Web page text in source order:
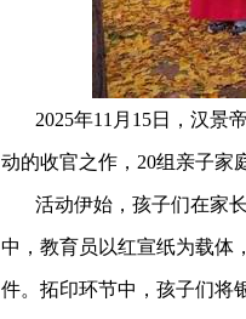
2025年11 月 15日，汉景
动的收官之作 ， 20组亲子家
活动伊始， 孩子们在家
中，教育员以红宣纸为载体
件。 拓印环节中，孩子们将